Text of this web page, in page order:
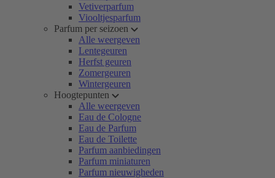
Vetiverparfum
Viooltjesparfum
Parfum per seizoen
Alle weergeven
Lentegeuren
Herfst geuren
Zomergeuren
Wintergeuren
Hoogtepunten
Alle weergeven
Eau de Cologne
Eau de Parfum
Eau de Toilette
Parfum aanbiedingen
Parfum miniaturen
Parfum nieuwigheden